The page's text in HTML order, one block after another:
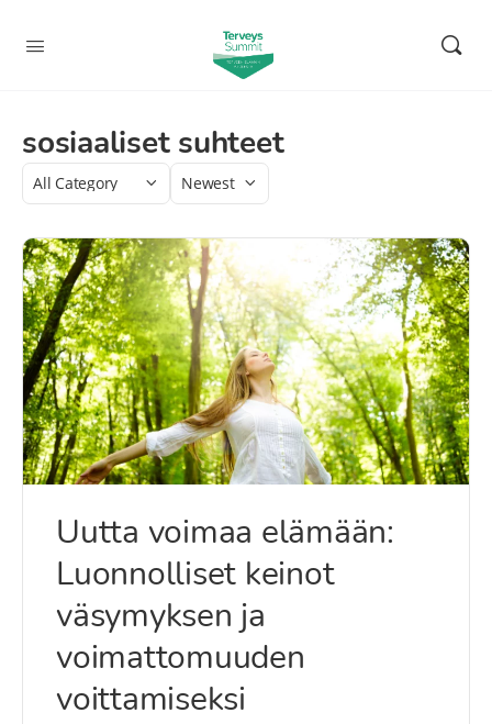
sosiaaliset suhteet
Category
Sort
Uutta voimaa elämään:
Luonnolliset keinot
väsymyksen ja
voimattomuuden
voittamiseksi